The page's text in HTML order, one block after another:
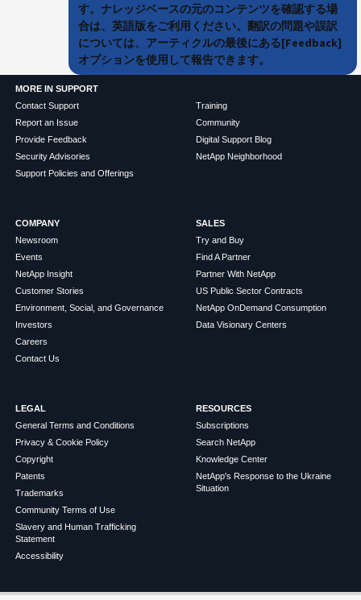
す。ナレッジベースの元のコンテンツを確認する場
合は、英語版をご利用ください。翻訳の問題や誤訳
については、アーティクルの最後にある[Feedback]
オプションを使用して報告できます。
MORE IN SUPPORT
Contact Support
Report an Issue
Provide Feedback
Security Advisories
Support Policies and Offerings
Training
Community
Digital Support Blog
NetApp Neighborhood
COMPANY
Newsroom
Events
NetApp Insight
Customer Stories
Environment, Social, and Governance
Investors
Careers
Contact Us
SALES
Try and Buy
Find A Partner
Partner With NetApp
US Public Sector Contracts
NetApp OnDemand Consumption
Data Visionary Centers
LEGAL
General Terms and Conditions
Privacy & Cookie Policy
Copyright
Patents
Trademarks
Community Terms of Use
Slavery and Human Trafficking
Statement
Accessibility
RESOURCES
Subscriptions
Search NetApp
Knowledge Center
NetApp's Response to the Ukraine
Situation